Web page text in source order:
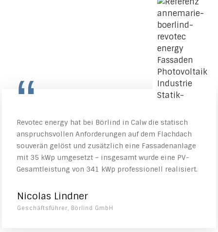
“
Revotec energy hat bei Börlind in Calw die statisch
anspruchsvollen Anforderungen auf dem Flachdach
souverän gelöst und zusätzlich eine Fassadenanlage
mit 35 kWp umgesetzt – insgesamt wurde eine PV-
Gesamtleistung von 341 kWp professionell realisiert.
Nicolas Lindner
Geschäftsführer, Börlind GmbH